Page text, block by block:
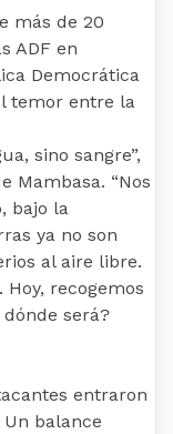
más de 20
ADF en
Democrática
temor entre la
sino sangre”,
Mambasa. “Nos
bajo la
ya no son
al aire libre.
recogemos
será?
entraron
balance